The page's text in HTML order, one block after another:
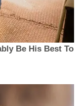
Be His Best To